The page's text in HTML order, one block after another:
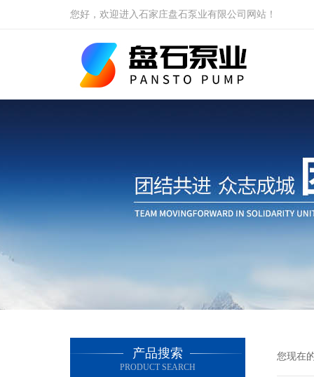
您好，欢迎进入石家庄盘石泵业有限公司网站！
产品搜索
PRODUCT SEARCH
您现在